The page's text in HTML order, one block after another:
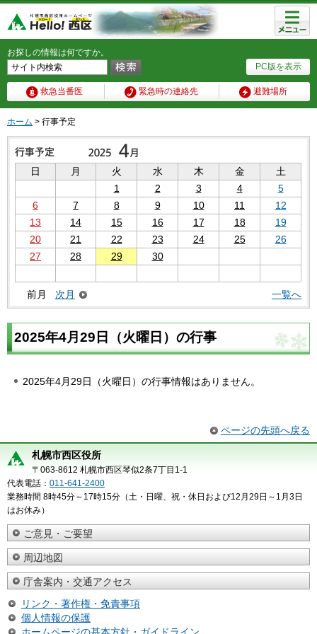
PC版を表示
お探しの情報は何ですか。
救急当番医 緊急時の連絡先 避難場所
メニュ
ー
ホーム > 行事予定
日 月 火 水 木 金
土
1
2 3 4
5
6
7 8 9 10 11
12
13
14 15 16 17 18
19
20
21 22 23 24 25
26
27
28 29 30
前月 次月 一覧へ
2025年4月29日（火曜日）の行事
2025年4月29日（火曜日）の行事情報はありません。
ページの先頭へ戻る
札幌市西区役所
〒063-8612 札幌市西区琴似2条7丁目1-1
代表電話： 011-641-2400
業務時間 8時45分～17時15分（土・日曜、祝・休日および12月29日～1月3日
はお休み）
ご意見・ご要望
周辺地図
庁舎案内・交通アクセス
リンク・著作権・免責事項
個人情報の保護